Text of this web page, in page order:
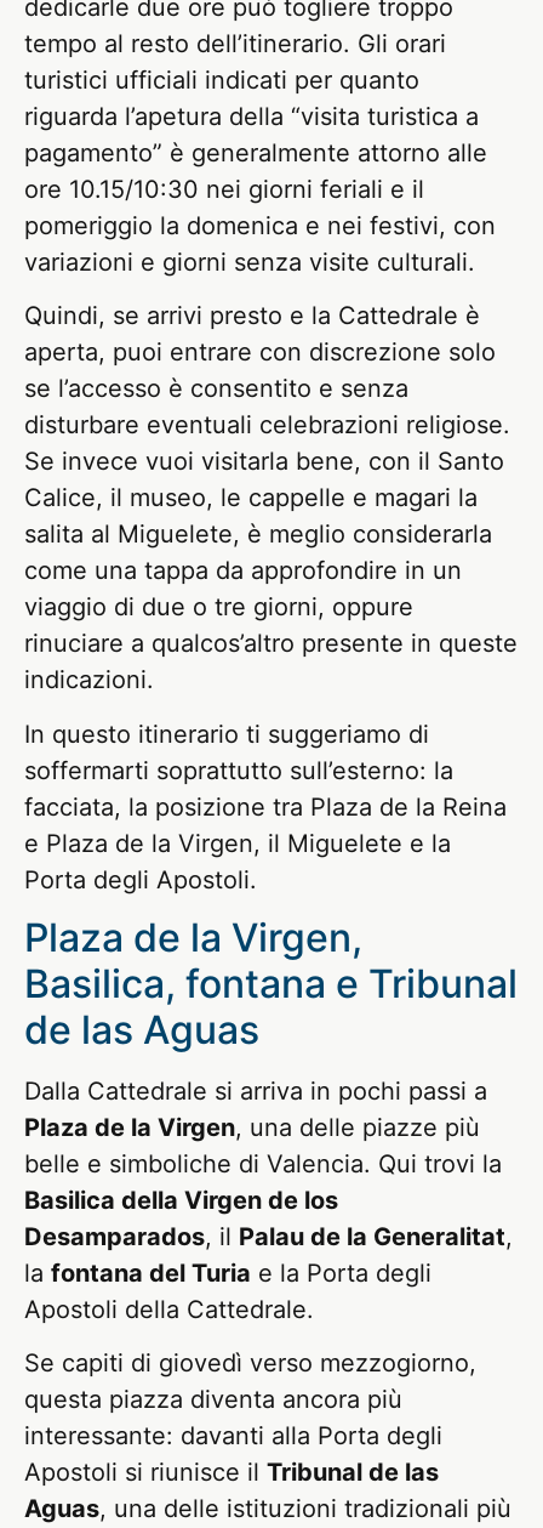
dedicarle due ore può togliere troppo
tempo al resto dell’itinerario. Gli orari
turistici ufficiali indicati per quanto
riguarda l’apetura della “visita turistica a
pagamento” è generalmente attorno alle
ore 10.15/10:30 nei giorni feriali e il
pomeriggio la domenica e nei festivi, con
variazioni e giorni senza visite culturali.
Quindi, se arrivi presto e la Cattedrale è
aperta, puoi entrare con discrezione solo
se l’accesso è consentito e senza
disturbare eventuali celebrazioni religiose.
Se invece vuoi visitarla bene, con il Santo
Calice, il museo, le cappelle e magari la
salita al Miguelete, è meglio considerarla
come una tappa da approfondire in un
viaggio di due o tre giorni, oppure
rinuciare a qualcos’altro presente in queste
indicazioni.
In questo itinerario ti suggeriamo di
soffermarti soprattutto sull’esterno: la
facciata, la posizione tra Plaza de la Reina
e Plaza de la Virgen, il Miguelete e la
Porta degli Apostoli.
Plaza de la Virgen,
Basilica, fontana e Tribunal
de las Aguas
Dalla Cattedrale si arriva in pochi passi a
Plaza de la Virgen, una delle piazze più
belle e simboliche di Valencia. Qui trovi la
Basilica della Virgen de los
Desamparados, il Palau de la Generalitat,
la fontana del Turia e la Porta degli
Apostoli della Cattedrale.
Se capiti di giovedì verso mezzogiorno,
questa piazza diventa ancora più
interessante: davanti alla Porta degli
Apostoli si riunisce il Tribunal de las
Aguas, una delle istituzioni tradizionali più